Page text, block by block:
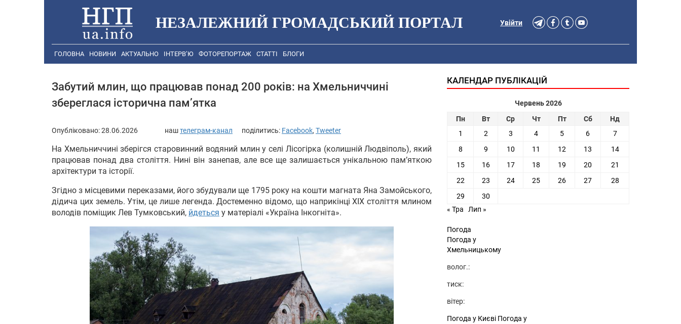
НЕЗАЛЕЖНИЙ ГРОМАДСЬКИЙ ПОРТАЛ Увійти
ГОЛОВНА НОВИНИ АКТУАЛЬНО ІНТЕРВ’Ю ФОТОРЕПОРТАЖ СТАТТІ БЛОГИ
Забутий млин, що працював понад 200 років: на Хмельниччині
збереглася історична пам’ятка
Опубліковано:28.06.2026 наштелеграм-канал поділитись: Facebook, Tweeter
На Хмельниччині зберігся старовинний водяний млин у селі Лісогірка (колишній Людвіполь), який
працював понад два століття. Нині він занепав, але все ще залишається унікальною пам’яткою
архітектури та історії.
Згідно з місцевими переказами, його збудували ще 1795 року на кошти магната Яна Замойського,
дідича цих земель. Утім, це лише легенда. Достеменно відомо, що наприкінці XIX століття млином
володів поміщик Лев Тумковський, йдеться у матеріалі «Україна Інкогніта».
КАЛЕНДАР ПУБЛІКАЦІЙ
Червень 2026
Пн
Вт Ср Чт Пт Сб
Нд
1
2 3 4 5 6
7
8
9 10 11 12 13
14
15
16 17 18 19 20
21
22
23 24 25 26 27
28
29
30
« Тра
Лип »
Погода
Погода у
Хмельницькому
волог.:
тиск:
вітер:
Погода у Києві Погода у